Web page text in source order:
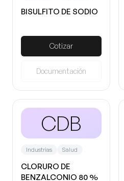
BISULFITO DE SODIO
Cotizar
Documentación
CDB
Industrias Salud
CLORURO DE
BENZALCONIO 80 %